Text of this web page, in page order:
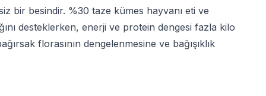
bir besindir. %30 taze kümes hayvanı eti ve
desteklerken, enerji ve protein dengesi fazla kilo
florasının dengelenmesine ve bağışıklık